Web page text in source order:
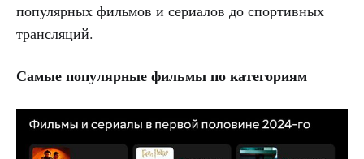
популярных фильмов и сериалов до спортивных
трансляций.
Самые популярные фильмы по категориям